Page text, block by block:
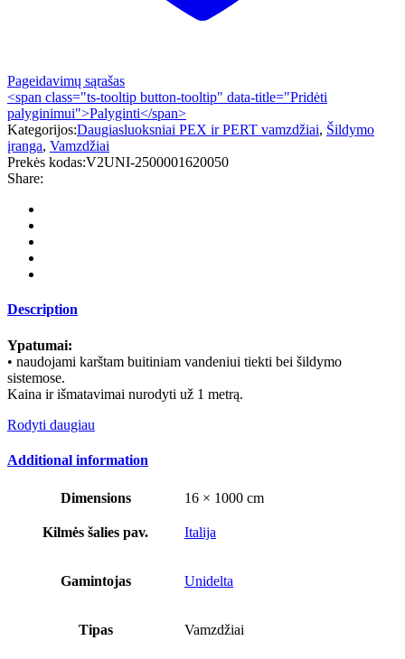
Pageidavimų sąrašas
<span class="ts-tooltip button-tooltip" data-title="Pridėti
palyginimui">Palyginti</span>
Kategorijos:Daugiasluoksniai PEX ir PERT vamzdžiai, Šildymo
įranga, Vamzdžiai
Prekės kodas:V2UNI-2500001620050
Share:
Description
Ypatumai:
• naudojami karštam buitiniam vandeniui tiekti bei šildymo
sistemose.
Kaina ir išmatavimai nurodyti už 1 metrą.
Rodyti daugiau
Additional information
Dimensions 16 × 1000 cm
Kilmės šalies pav. Italija
Gamintojas Unidelta
Tipas Vamzdžiai